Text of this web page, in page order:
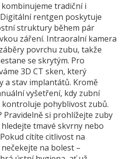
tradiční i
rentgen poskytuje
struktury během pár
záření. Intraoralní kamera
povrchu zubu, takže
se skrytým. Pro
3D CT sken, který
a stav implantátů. Kromě
vyšetření, kdy zubní
pohyblivost zubů.
Pravidelně si prohlížejte zuby
tmavé skvrny nebo
cítíte citlivost na
na bolest –